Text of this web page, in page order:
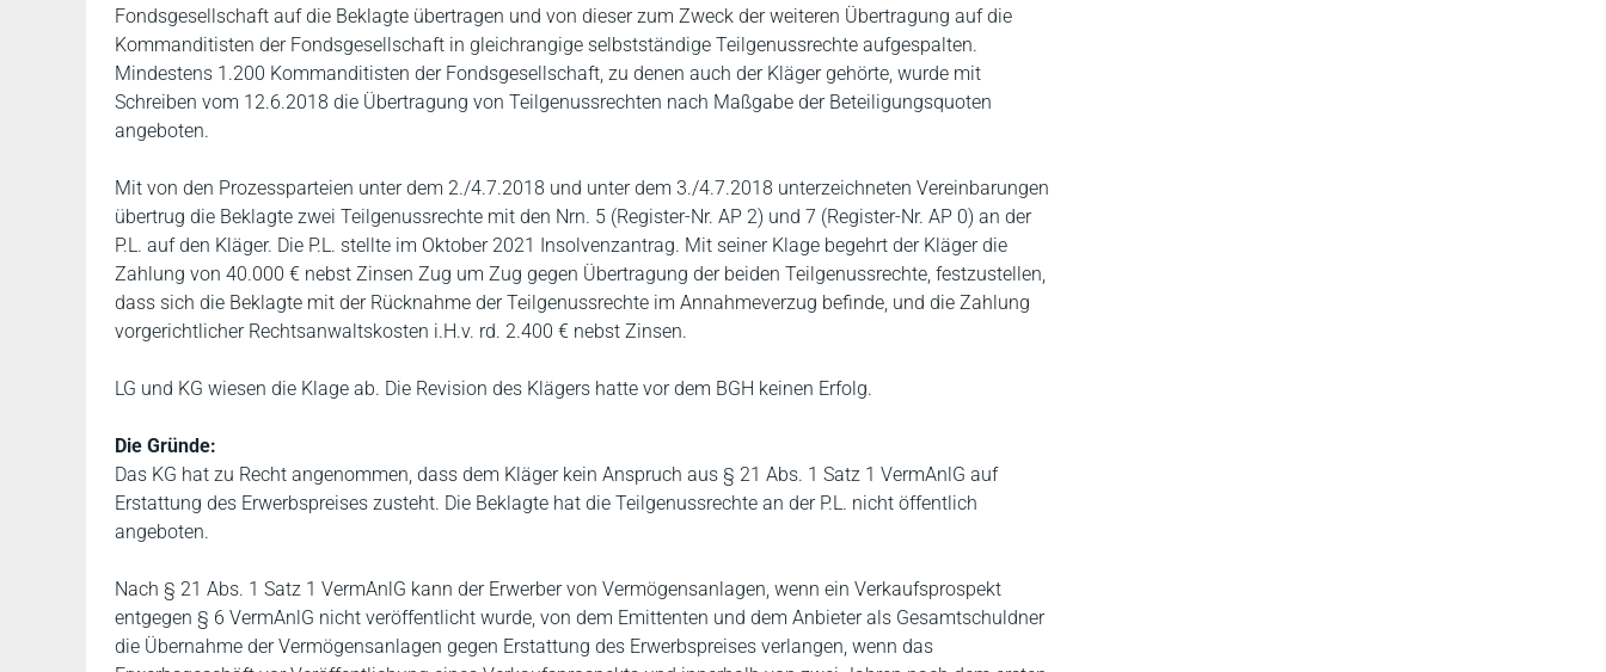
Fondsgesellschaft auf die Beklagte übertragen und von dieser zum Zweck der weiteren Übertragung auf die
Kommanditisten der Fondsgesellschaft in gleichrangige selbstständige Teilgenussrechte aufgespalten.
Mindestens 1.200 Kommanditisten der Fondsgesellschaft, zu denen auch der Kläger gehörte, wurde mit
Schreiben vom 12.6.2018 die Übertragung von Teilgenussrechten nach Maßgabe der Beteiligungsquoten
angeboten.
Mit von den Prozessparteien unter dem 2./4.7.2018 und unter dem 3./4.7.2018 unterzeichneten Vereinbarungen
übertrug die Beklagte zwei Teilgenussrechte mit den Nrn. 5 (Register-Nr. AP 2) und 7 (Register-Nr. AP 0) an der
P.L. auf den Kläger. Die P.L. stellte im Oktober 2021 Insolvenzantrag. Mit seiner Klage begehrt der Kläger die
Zahlung von 40.000 € nebst Zinsen Zug um Zug gegen Übertragung der beiden Teilgenussrechte, festzustellen,
dass sich die Beklagte mit der Rücknahme der Teilgenussrechte im Annahmeverzug befinde, und die Zahlung
vorgerichtlicher Rechtsanwaltskosten i.H.v. rd. 2.400 € nebst Zinsen.
LG und KG wiesen die Klage ab. Die Revision des Klägers hatte vor dem BGH keinen Erfolg.
Die Gründe:
Das KG hat zu Recht angenommen, dass dem Kläger kein Anspruch aus § 21 Abs. 1 Satz 1 VermAnlG auf
Erstattung des Erwerbspreises zusteht. Die Beklagte hat die Teilgenussrechte an der P.L. nicht öffentlich
angeboten.
Nach § 21 Abs. 1 Satz 1 VermAnlG kann der Erwerber von Vermögensanlagen, wenn ein Verkaufsprospekt
entgegen § 6 VermAnlG nicht veröffentlicht wurde, von dem Emittenten und dem Anbieter als Gesamtschuldner
die Übernahme der Vermögensanlagen gegen Erstattung des Erwerbspreises verlangen, wenn das